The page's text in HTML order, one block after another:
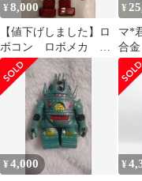
¥8,000
【値下げしました】ロ
ボコン ロボメカ 超
合金 レア 貴重
¥
マ*
合
ー
¥4,000 ¥